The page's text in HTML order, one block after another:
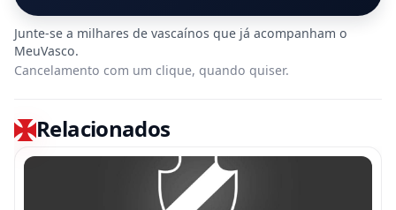
Cancelamento com um clique, quando quiser.
Relacionados